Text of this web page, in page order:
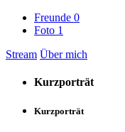
Freunde 0
Foto 1
Stream Über mich
Kurzporträt
Kurzporträt